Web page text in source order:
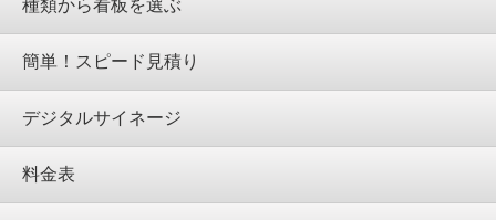
種類から看板を選ぶ
簡単！スピード見積り
デジタルサイネージ
料金表